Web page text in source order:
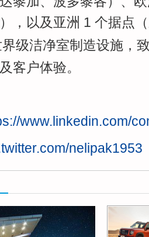
，以及亚洲 1 个据点
级洁净室制造设施，
客户体验。
www.linkedin.com/
nelipak1953